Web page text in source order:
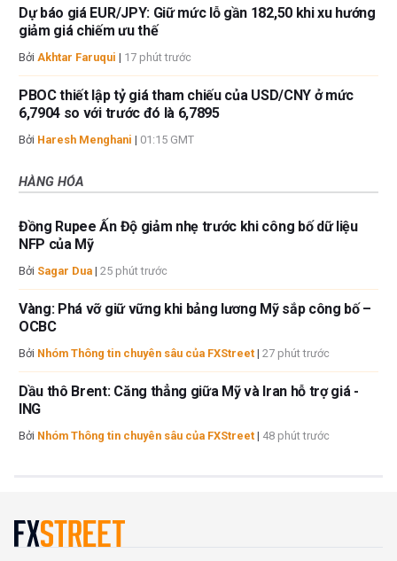
Dự báo giá EUR/JPY: Giữ mức lỗ gần 182,50 khi xu hướng
giảm giá chiếm ưu thế
Bởi Akhtar Faruqui | 17 phút trước
PBOC thiết lập tỷ giá tham chiếu của USD/CNY ở mức
6,7904 so với trước đó là 6,7895
Bởi Haresh Menghani | 01:15 GMT
HÀNG HÓA
Đồng Rupee Ấn Độ giảm nhẹ trước khi công bố dữ liệu
NFP của Mỹ
Bởi Sagar Dua | 25 phút trước
Vàng: Phá vỡ giữ vững khi bảng lương Mỹ sắp công bố –
OCBC
Bởi Nhóm Thông tin chuyên sâu của FXStreet | 27 phút trước
Dầu thô Brent: Căng thẳng giữa Mỹ và Iran hỗ trợ giá -
ING
Bởi Nhóm Thông tin chuyên sâu của FXStreet | 48 phút trước